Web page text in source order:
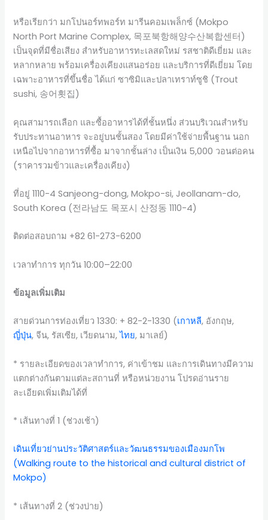
หรือเรียกว่า มกโปนอร์ทพอร์ท มารีนคอมเพล็กซ์ (Mokpo
North Port Marine Complex, 목포북항해양수산복합센터)
เป็นจุดที่มีชื่อเสียง สำหรับอาหารทะเลสดใหม่ รสชาติดีเยี่ยม และ
หลากหลาย พร้อมเครื่องเคียงแสนอร่อย และบริการที่ดีเยี่ยม โดย
เฉพาะอาหารที่ขึ้นชื่อ ได้แก่ ซาซิมิและปลาเทราท์ซูชิ (Trout
sushi, 송어횟집)
คุณสามารถเลือก และซื้ออาหารได้ที่ชั้นหนึ่ง ส่วนบริเวณสำหรับ
รับประทานอาหาร จะอยู่บนชั้นสอง โดยมีค่าใช้จ่ายพื้นฐาน นอก
เหนือไปจากอาหารที่ซื้อ มาจากชั้นล่าง เป็นเงิน 5,000 วอนต่อคน
(ราคารวมข้าวและเครื่องเคียง)
ที่อยู่ 1110-4 Sanjeong-dong, Mokpo-si, Jeollanam-do,
South Korea (전라남도 목포시 산정동 1110-4)
ติดต่อสอบถาม +82 61-273-6200
เวลาทำการ ทุกวัน 10:00–22:00
ข้อมูลเพิ่มเติม
สายด่วนการท่องเที่ยว 1330: + 82-2-1330 (เกาหลี, อังกฤษ,
ญี่ปุ่น, จีน, รัสเซีย, เวียดนาม,ไทย, มาเลย์)
* รายละเอียดของเวลาทำการ, ค่าเข้าชม และการเดินทางมีความ
แตกต่างกันตามแต่ละสถานที่ หรือหน่วยงาน โปรดอ่านราย
ละเอียดเพิ่มเติมได้ที่
* เส้นทางที่ 1 (ช่วงเช้า)
เดินเที่ยวย่านประวัติศาสตร์และวัฒนธรรมของเมืองมกโพ
(Walking route to the historical and cultural district of
Mokpo)
* เส้นทางที่ 2 (ช่วงบ่าย)